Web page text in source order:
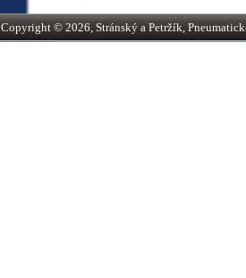
Copyright © 2026, Stránský a Petržík,